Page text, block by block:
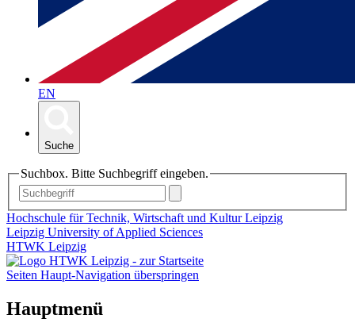
EN
Suche
Suchbox. Bitte Suchbegriff eingeben.
Hochschule für Technik, Wirtschaft und Kultur Leipzig
Leipzig University of Applied Sciences
HTWK Leipzig
Seiten Haupt-Navigation überspringen
Hauptmenü